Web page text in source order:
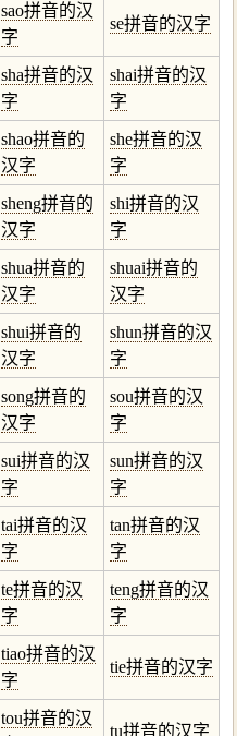
sao拼音的汉
字
se拼音的汉字
sha拼音的汉
字
shai拼音的汉
字
shao拼音的
汉字
she拼音的汉
字
sheng拼音的
汉字
shi拼音的汉
字
shua拼音的
汉字
shuai拼音的
汉字
shui拼音的
汉字
shun拼音的汉
字
song拼音的
汉字
sou拼音的汉
字
sui拼音的汉
字
sun拼音的汉
字
tai拼音的汉
字
tan拼音的汉
字
te拼音的汉
字
teng拼音的汉
字
tiao拼音的汉
字
tie拼音的汉字
tou拼音的汉
tu拼音的汉字